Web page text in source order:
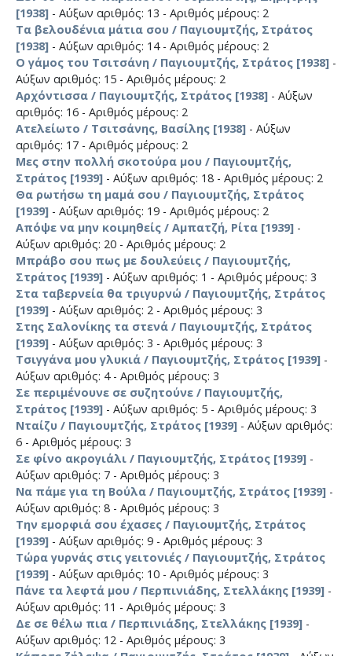
[1938] - Αύξων αριθμός: 13 - Αριθμός μέρους: 2
Τα βελουδένια μάτια σου / Παγιουμτζής, Στράτος
[1938] - Αύξων αριθμός: 14 - Αριθμός μέρους: 2
Ο γάμος του Τσιτσάνη / Παγιουμτζής, Στράτος [1938] -
Αύξων αριθμός: 15 - Αριθμός μέρους: 2
Αρχόντισσα / Παγιουμτζής, Στράτος [1938] - Αύξων
αριθμός: 16 - Αριθμός μέρους: 2
Ατελείωτο / Τσιτσάνης, Βασίλης [1938] - Αύξων
αριθμός: 17 - Αριθμός μέρους: 2
Μες στην πολλή σκοτούρα μου / Παγιουμτζής,
Στράτος [1939] - Αύξων αριθμός: 18 - Αριθμός μέρους: 2
Θα ρωτήσω τη μαμά σου / Παγιουμτζής, Στράτος
[1939] - Αύξων αριθμός: 19 - Αριθμός μέρους: 2
Απόψε να μην κοιμηθείς / Αμπατζή, Ρίτα [1939] -
Αύξων αριθμός: 20 - Αριθμός μέρους: 2
Μπράβο σου πως με δουλεύεις / Παγιουμτζής,
Στράτος [1939] - Αύξων αριθμός: 1 - Αριθμός μέρους: 3
Στα ταβερνεία θα τριγυρνώ / Παγιουμτζής, Στράτος
[1939] - Αύξων αριθμός: 2 - Αριθμός μέρους: 3
Στης Σαλονίκης τα στενά / Παγιουμτζής, Στράτος
[1939] - Αύξων αριθμός: 3 - Αριθμός μέρους: 3
Τσιγγάνα μου γλυκιά / Παγιουμτζής, Στράτος [1939] -
Αύξων αριθμός: 4 - Αριθμός μέρους: 3
Σε περιμένουνε σε συζητούνε / Παγιουμτζής,
Στράτος [1939] - Αύξων αριθμός: 5 - Αριθμός μέρους: 3
Νταίζυ / Παγιουμτζής, Στράτος [1939] - Αύξων αριθμός:
6 - Αριθμός μέρους: 3
Σε φίνο ακρογιάλι / Παγιουμτζής, Στράτος [1939] -
Αύξων αριθμός: 7 - Αριθμός μέρους: 3
Να πάμε για τη Βούλα / Παγιουμτζής, Στράτος [1939] -
Αύξων αριθμός: 8 - Αριθμός μέρους: 3
Την εμορφιά σου έχασες / Παγιουμτζής, Στράτος
[1939] - Αύξων αριθμός: 9 - Αριθμός μέρους: 3
Τώρα γυρνάς στις γειτονιές / Παγιουμτζής, Στράτος
[1939] - Αύξων αριθμός: 10 - Αριθμός μέρους: 3
Πάνε τα λεφτά μου / Περπινιάδης, Στελλάκης [1939] -
Αύξων αριθμός: 11 - Αριθμός μέρους: 3
Δε σε θέλω πια / Περπινιάδης, Στελλάκης [1939] -
Αύξων αριθμός: 12 - Αριθμός μέρους: 3